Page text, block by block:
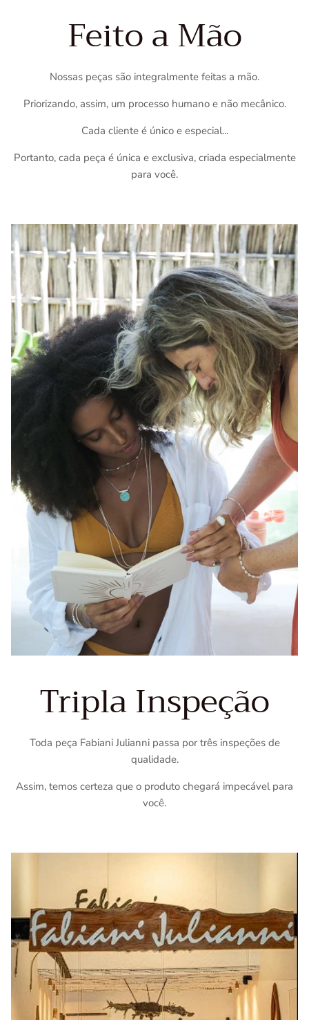
Feito a Mão
Nossas peças são integralmente feitas a mão.
Priorizando, assim, um processo humano e não mecânico.
Cada cliente é único e especial...
Portanto, cada peça é única e exclusiva, criada especialmente
para você.
Tripla Inspeção
Toda peça Fabiani Julianni passa por três inspeções de
qualidade.
Assim, temos certeza que o produto chegará impecável para
você.